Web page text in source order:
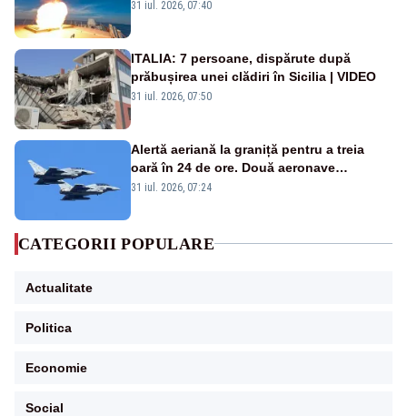
americană, distrusă de o rachetă
31 iul. 2026, 07:40
ITALIA: 7 persoane, dispărute după
prăbușirea unei clădiri în Sicilia | VIDEO
31 iul. 2026, 07:50
Alertă aeriană la graniță pentru a treia
oară în 24 de ore. Două aeronave
Eurofighter britanice au fost ridicate de la
31 iul. 2026, 07:24
CATEGORII POPULARE
Actualitate
Politica
Economie
Social